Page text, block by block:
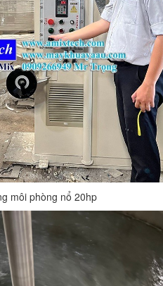
môi phòng nổ 20hp